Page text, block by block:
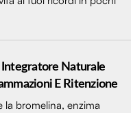
Integratore Naturale
E Ritenzione
la bromelina, enzima